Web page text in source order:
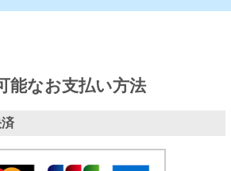
能なお支払い方法